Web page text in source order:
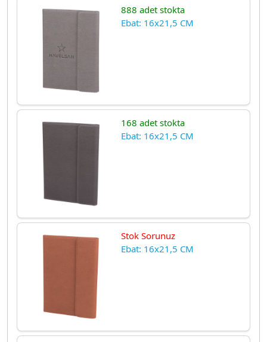
888 adet stokta
Ebat: 16x21,5 CM
168 adet stokta
Ebat: 16x21,5 CM
Stok Sorunuz
Ebat: 16x21,5 CM